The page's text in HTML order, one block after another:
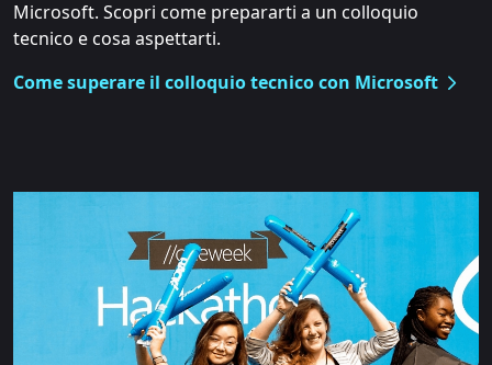
Microsoft. Scopri come prepararti a un colloquio
tecnico e cosa aspettarti.
Come superare il colloquio tecnico con Microsoft